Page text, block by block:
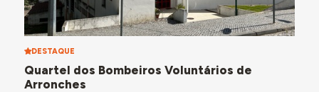
DESTAQUE
Quartel dos Bombeiros Voluntários de
Arronches